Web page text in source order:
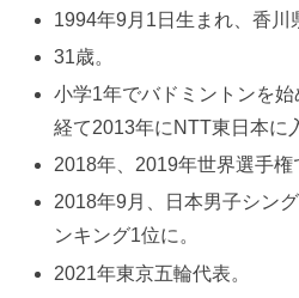
1994年9月1日生まれ、香川
31歳。
小学1年でバドミントンを
経て2013年にNTT東日本に
2018年、2019年世界選手権
2018年9月、日本男子シン
ンキング1位に。
2021年東京五輪代表。